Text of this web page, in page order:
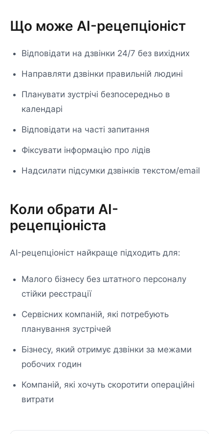
Що може AI-рецепціоніст
Відповідати на дзвінки 24/7 без вихідних
Направляти дзвінки правильній людині
Планувати зустрічі безпосередньо в
календарі
Відповідати на часті запитання
Фіксувати інформацію про лідів
Надсилати підсумки дзвінків текстом/email
Коли обрати AI-
рецепціоніста
AI-рецепціоніст найкраще підходить для:
Малого бізнесу без штатного персоналу
стійки реєстрації
Сервісних компаній, які потребують
планування зустрічей
Бізнесу, який отримує дзвінки за межами
робочих годин
Компаній, які хочуть скоротити операційні
витрати